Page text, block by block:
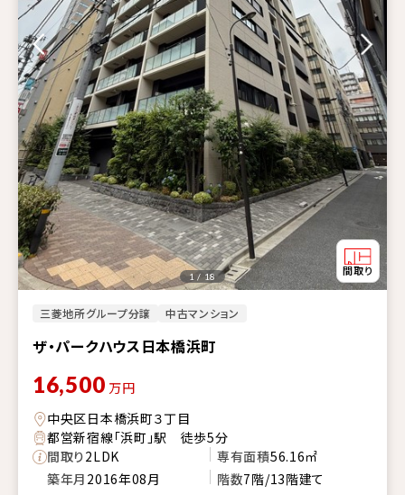
三菱地所グループ分譲 中古マンション
ザ・パークハウス日本橋浜町
1 / 18
16,500 万円
中央区日本橋浜町３丁目
都営新宿線「浜町」駅 徒歩5分
間取り2LDK 専有面積56.16㎡
築年月 2016年08月 階数7階/13階建て